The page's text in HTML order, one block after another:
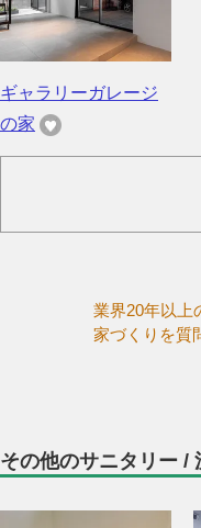
ギャラリーガレージ
の家
業界20年以上
家づくりを質
その他のサニタリー /